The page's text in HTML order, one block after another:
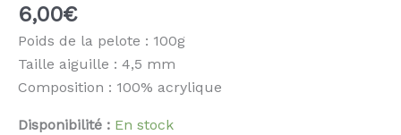
6,00€
Poids de la pelote : 100g
Taille aiguille : 4,5 mm
Composition : 100% acrylique
Disponibilité : En stock